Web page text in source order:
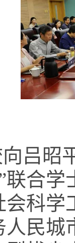
吕昭
联合
科
民